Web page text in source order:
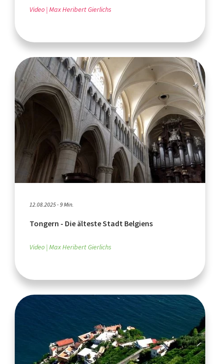
Video Max Heribert Gierlichs
12.08.2025 - 9 Min.
Tongern - Die älteste Stadt Belgiens
Video Max Heribert Gierlichs